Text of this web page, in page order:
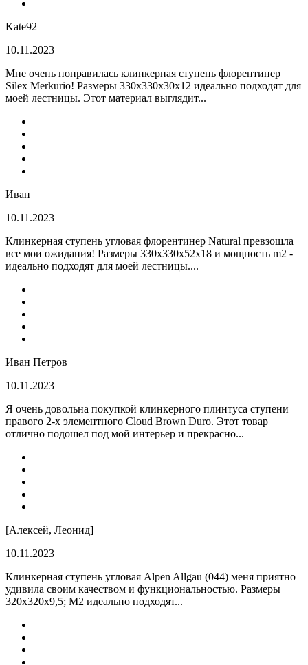
Kate92
10.11.2023
Мне очень понравилась клинкерная ступень флорентинер
Silex Merkurio! Размеры 330х330х30х12 идеально подходят для
моей лестницы. Этот материал выглядит...
Иван
10.11.2023
Клинкерная ступень угловая флорентинер Natural превзошла
все мои ожидания! Размеры 330х330х52х18 и мощность m2 -
идеально подходят для моей лестницы....
Иван Петров
10.11.2023
Я очень довольна покупкой клинкерного плинтуса ступени
правого 2-х элементного Cloud Brown Duro. Этот товар
отлично подошел под мой интерьер и прекрасно...
[Алексей, Леонид]
10.11.2023
Клинкерная ступень угловая Alpen Allgau (044) меня приятно
удивила своим качеством и функциональностью. Размеры
320x320x9,5; M2 идеально подходят...